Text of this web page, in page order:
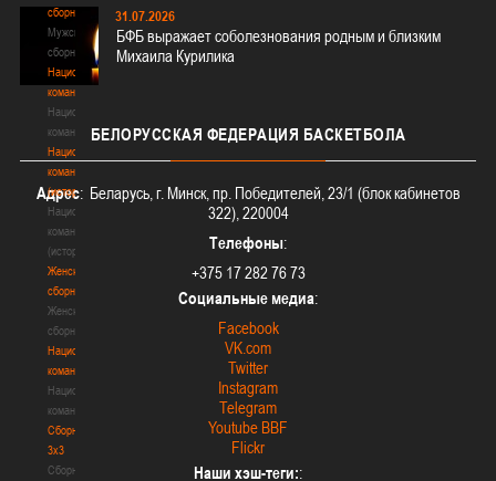
сборные
Мужские
сборные
Национальная
команда
Национальная
команда
Национальная
команда
(история)
Национальная
команда
(история)
Женские
сборные
Женские
сборные
Национальная
команда
Национальная
команда
Сборные
3х3
Сборные
31.07.2026
БФБ выражает соболезнования родным и близким
Михаила Курилика
БЕЛОРУССКАЯ ФЕДЕРАЦИЯ БАСКЕТБОЛА
Адрес: Беларусь, г. Минск, пр. Победителей, 23/1 (блок кабинетов
322), 220004
Телефоны:
+375 17 282 76 73
Социальные медиа:
Facebook
VK.com
Twitter
Instagram
Telegram
Youtube BBF
Flickr
Наши хэш-теги::